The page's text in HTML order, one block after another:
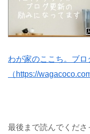
わが家のここち。ブ
（https://
最後まで読んでくださ